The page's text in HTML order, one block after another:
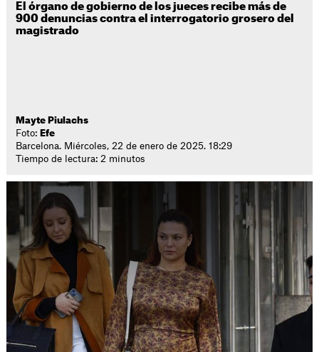
El órgano de gobierno de los jueces recibe más de
900 denuncias contra el interrogatorio grosero del
magistrado
Mayte Piulachs
Foto: Efe
Barcelona. Miércoles, 22 de enero de 2025. 18:29
Tiempo de lectura: 2 minutos